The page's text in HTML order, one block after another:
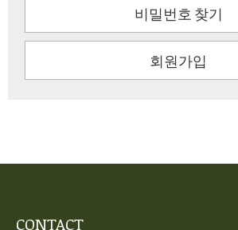
비밀번호 찾기
회원가입
CONTACT